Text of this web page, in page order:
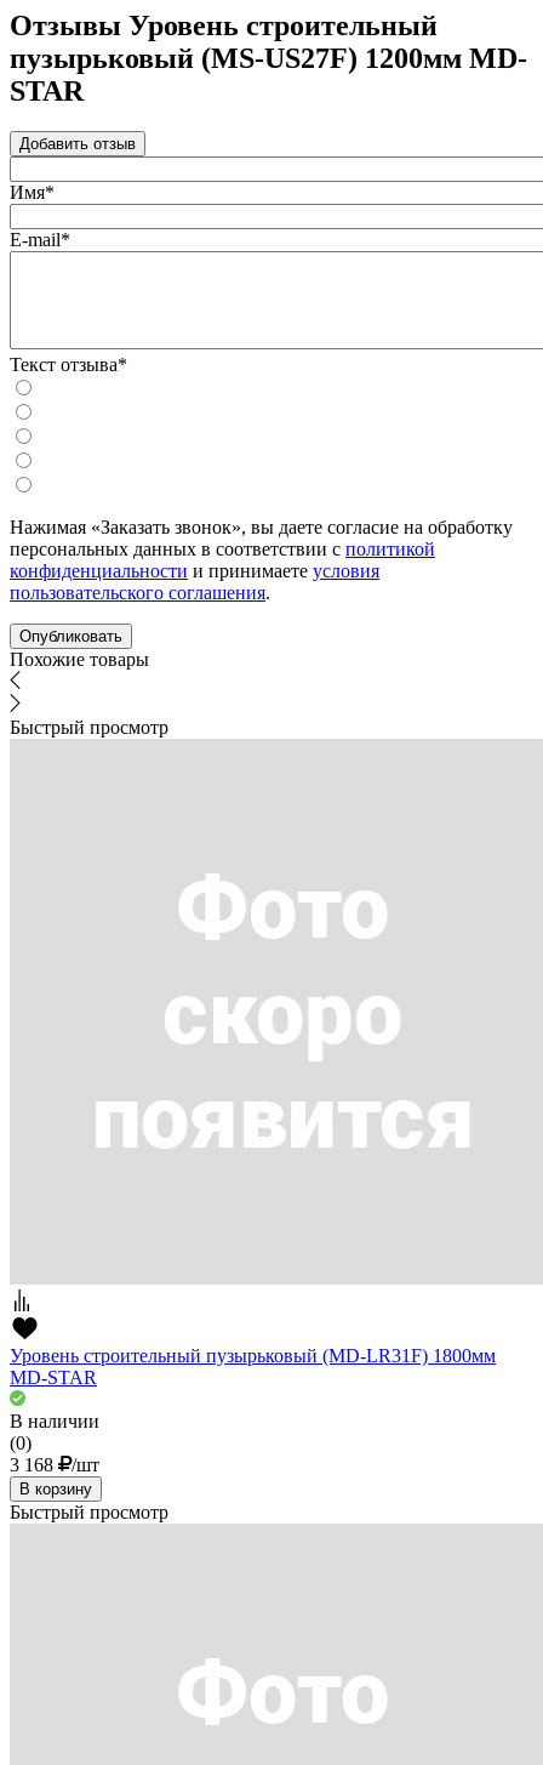
Отзывы Уровень строительный
пузырьковый (MS-US27F) 1200мм MD-
STAR
Добавить отзыв
Имя*
E-mail*
Текст отзыва*
Нажимая «Заказать звонок», вы даете согласие на обработку
персональных данных в соответствии с политикой
конфиденциальности и принимаете условия
пользовательского соглашения.
Похожие товары
Быстрый просмотр
Уровень строительный пузырьковый (MD-LR31F) 1800мм
MD-STAR
В наличии
(0)
3 168
/шт
В корзину
Быстрый просмотр